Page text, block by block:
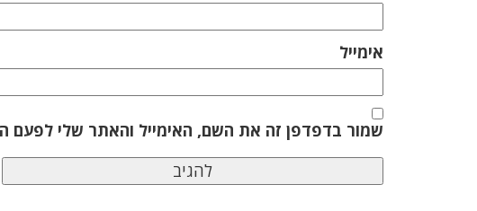
אימייל
שמור בדפדפן זה את השם, האימייל והאתר שלי לפעם